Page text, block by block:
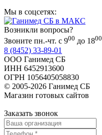
Мы в соцсетях:
Возникли вопросы?
Звоните пн.-чт. с 900 до 1800
8 (8452) 33-89-01
ООО Ганимед СБ
ИНН 6452913600
ОГРН 1056405058830
© 2005-2026 Ганимед СБ
Магазин готовых сайтов
Заказать звонок